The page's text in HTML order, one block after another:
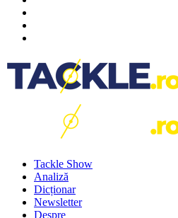
Tackle Show
Analiză
Dicționar
Newsletter
Despre